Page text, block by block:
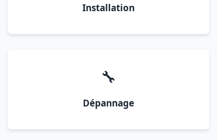
Installation
🔧
Dépannage